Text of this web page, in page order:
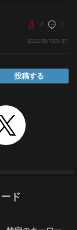
7 0
2022/05/1301:27
投稿する
ド